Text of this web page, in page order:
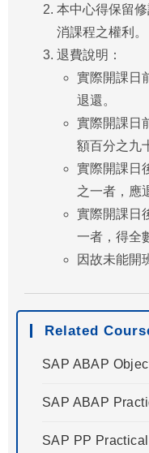
本中心得保留
消課程之權利。
退費說明：
實際開課日
退還。
實際開課日
額百分之九
實際開課日
之一者，應
實際開課日
一者，得全
因故未能開
Related
SAP ABAP
SAP ABAP
SAP PP